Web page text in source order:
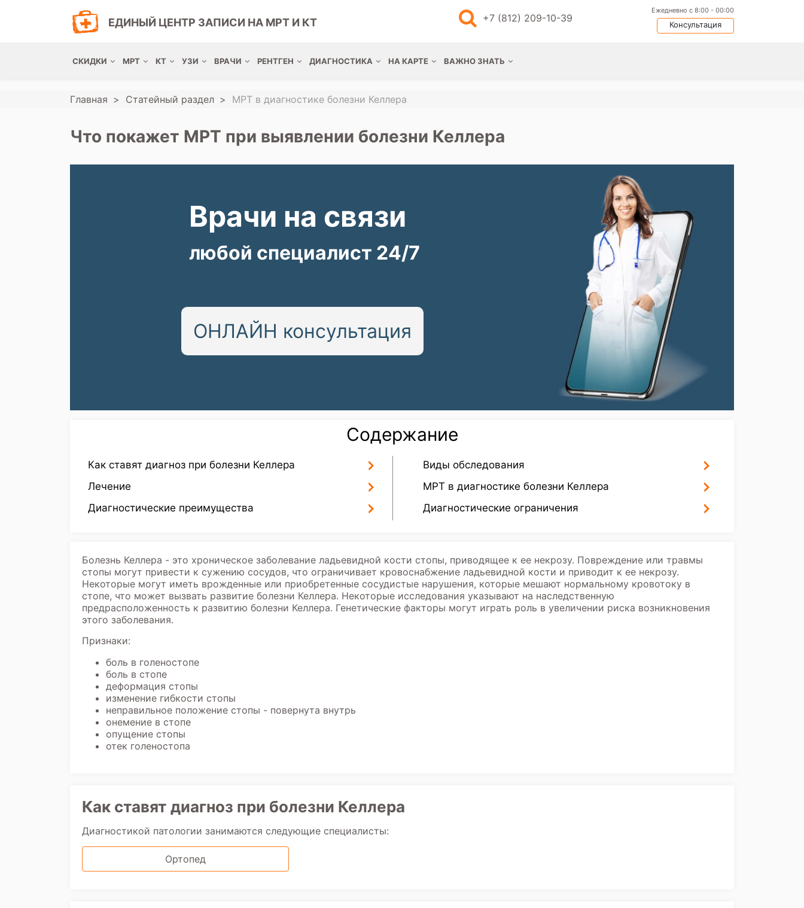
ЕДИНЫЙ ЦЕНТР ЗАПИСИ НА МРТ И КТ +7 (812) 209-10-39
Ежедневно с 8:00 - 00:00
Консультация
СКИДКИ МРТ КТ УЗИ ВРАЧИ РЕНТГЕН ДИАГНОСТИКА НА КАРТЕ ВАЖНО ЗНАТЬ
Главная Статейный раздел МРТ в диагностике болезни Келлера
Что покажет МРТ при выявлении болезни Келлера
ОНЛАЙН консультация
Врачи на связи
любой специалист 24/7
Содержание
Как ставят диагноз при болезни Келлера
Лечение
Диагностические преимущества
Виды обследования
МРТ в диагностике болезни Келлера
Диагностические ограничения
Болезнь Келлера - это хроническое заболевание ладьевидной кости стопы, приводящее к ее некрозу. Повреждение или травмы
стопы могут привести к сужению сосудов, что ограничивает кровоснабжение ладьевидной кости и приводит к ее некрозу.
Некоторые могут иметь врожденные или приобретенные сосудистые нарушения, которые мешают нормальному кровотоку в
стопе, что может вызвать развитие болезни Келлера. Некоторые исследования указывают на наследственную
предрасположенность к развитию болезни Келлера. Генетические факторы могут играть роль в увеличении риска возникновения
этого заболевания.
Признаки:
боль в голеностопе
боль в стопе
деформация стопы
изменение гибкости стопы
неправильное положение стопы - повернута внутрь
онемение в стопе
опущение стопы
отек голеностопа
Как ставят диагноз при болезни Келлера
Диагностикой патологии занимаются следующие специалисты:
Ортопед